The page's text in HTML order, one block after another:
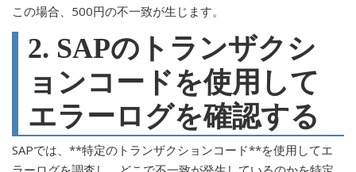
この場合、500円の不一致が生じます。
2. SAPのトランザクシ
ョンコードを使用して
エラーログを確認する
SAPでは、**特定のトランザクションコード**を使用してエ